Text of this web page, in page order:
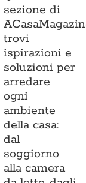
sezione di
trovi
ispirazioni e
soluzioni per
arredare
ogni
ambiente
della casa:
dal
soggiorno
alla camera